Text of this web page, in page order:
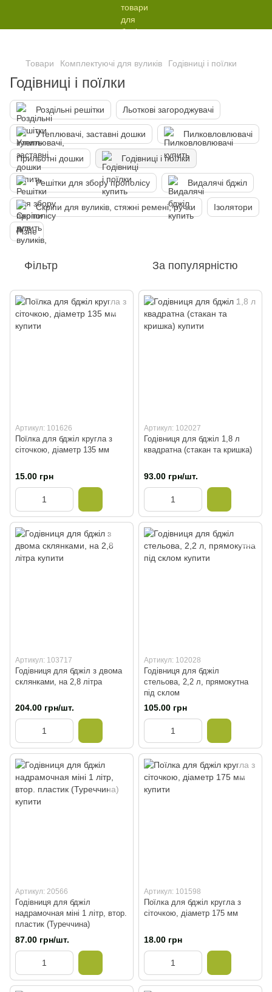
Товари Комплектуючі для вуликів Годівниці і поїлки
Годівниці і поїлки
Роздільні решітки Льоткові загороджувачі
Утеплювачі, заставні дошки Пилковловлювачі
Прильотні дошки Годівниці і поїлки
Решітки для збору прополісу Видалячі бджіл
Скріпи для вуликів, стяжні ремені, ручки Ізолятори
Різне
Фільтр За популярністю
Артикул: 101626
Поїлка для бджіл кругла з
сіточкою, діаметр 135 мм
15.00 грн
Артикул: 102027
Годівниця для бджіл 1,8 л
квадратна (стакан та кришка)
93.00 грн/шт.
Артикул: 103717
Годівниця для бджіл з двома
склянками, на 2,8 літра
204.00 грн/шт.
Артикул: 102028
Годівниця для бджіл
стельова, 2,2 л, прямокутна
під склом
105.00 грн
Артикул: 20566
Годівниця для бджіл
надрамочная міні 1 літр, втор.
пластик (Туреччина)
87.00 грн/шт.
Артикул: 101598
Поїлка для бджіл кругла з
сіточкою, діаметр 175 мм
18.00 грн